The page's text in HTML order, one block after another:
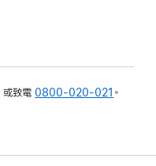
或致電 0800-020-021 。